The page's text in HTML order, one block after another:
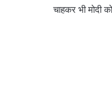
चाहकर भी मोदी